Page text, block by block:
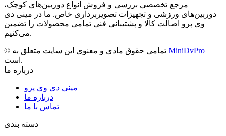
مرجع تخصصی بررسی و فروش انواع دوربین‌های کوچک،
دوربین‌های ورزشی و تجهیزات تصویربرداری خاص. ما در مینی دی
وی پرو اصالت کالا و پشتیبانی فنی تمامی محصولات را تضمین
می‌کنیم.
MiniDvPro
است.
درباره ما
مینی دی وی پرو
درباره ما
تماس با ما
دسته بندی